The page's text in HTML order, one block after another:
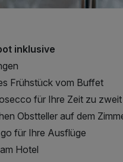
inklusive
Frühstück vom Buffet
für Ihre Zeit zu zweit
Obstteller auf dem
für Ihre Ausflüge
Hotel